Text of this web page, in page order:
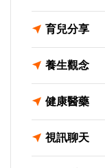
育兒分享
養生觀念
健康醫藥
視訊聊天